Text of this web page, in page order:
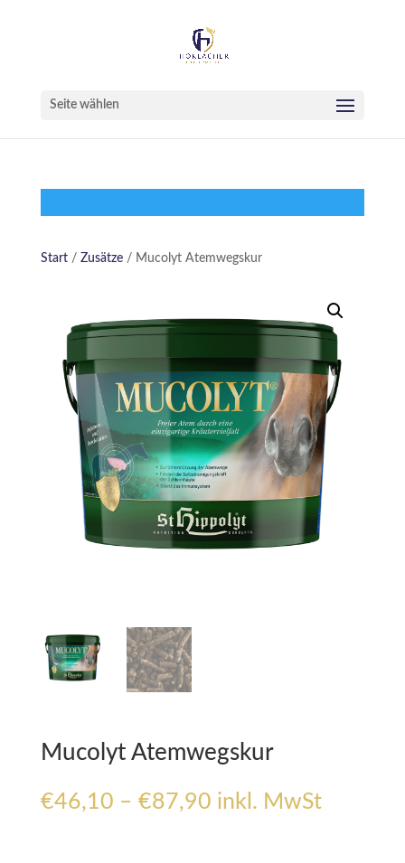
Seite wählen
Start/ Zusätze/ Mucolyt Atemwegskur
Mucolyt Atemwegskur
€46,10 – €87,90Preisspanne:
inkl. MwSt